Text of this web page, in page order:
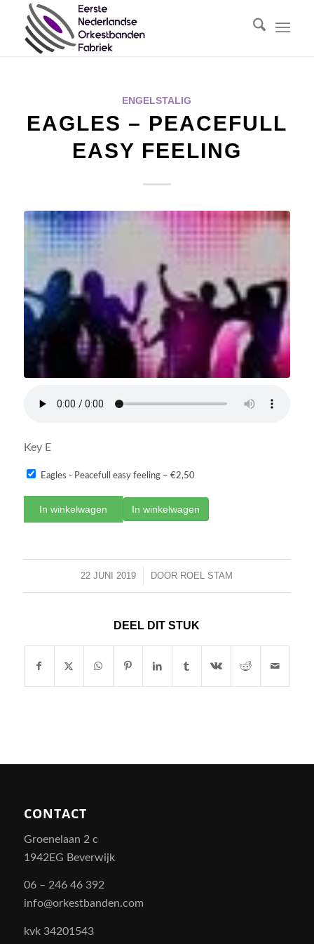
ENGELSTALIG
EAGLES – PEACEFULL
EASY FEELING
Key E
Eagles - Peacefull easy feeling– €2,50
In winkelwagen
22 JUNI 2019
/ DOOR ROEL STAM
DEEL DIT STUK
CONTACT
Groenelaan 2 c
1942EG Beverwijk
06 – 246 46 392
info@orkestbanden.com
kvk 34201543